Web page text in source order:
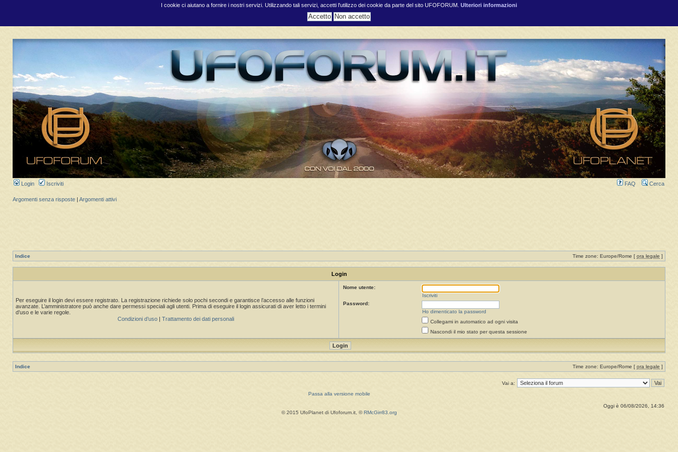
I cookie ci aiutano a fornire i nostri servizi. Utilizzando tali servizi, accetti l'utilizzo dei cookie da parte del sito UFOFORUM. Ulteriori informazioni
Login Iscriviti FAQ Cerca
Argomenti senza risposte Argomenti attivi
Indice Time zone: Europe/Rome [ ora legale ]
Login
Per eseguire il login devi essere registrato. La registrazione richiede solo pochi secondi e garantisce l’accesso alle funzioni
avanzate. L’amministratore può anche dare permessi speciali agli utenti. Prima di eseguire il login assicurati di aver letto i termini
d’uso e le varie regole.
Condizioni d’uso
Trattamento dei dati personali
Nome utente:
Iscriviti
Password:
Ho dimenticato la password
Collegami in automatico ad ogni visita
Nascondi il mio stato per questa sessione
Indice Time zone: Europe/Rome [ ora legale ]
Vai a:
Passa alla versione mobile
Oggi è 06/08/2026, 14:36
© 2015 UfoPlanet di Ufoforum.it, © RMcGirr83.org